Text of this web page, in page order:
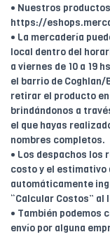
• Nuestros
https://
• La mercadería
local dentro del
a viernes de 10 a 19
el barrio de Coghlan/
retirar el producto
brindándonos a
el que hayas
nombres completos.
• Los despachos los
costo y el estimativo
automáticamente
“Calcular Costos”
• También podemos
envío por alguna